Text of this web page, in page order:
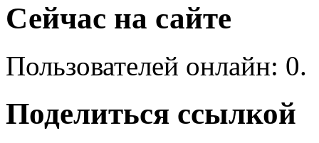
Сейчас на сайте
Пользователей онлайн: 0.
Поделиться ссылкой